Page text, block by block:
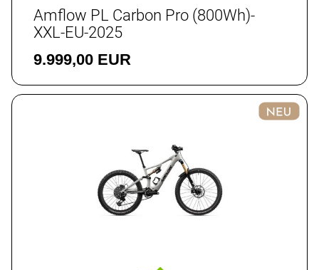
Amflow PL Carbon Pro (800Wh)-
XXL-EU-2025
9.999,00 EUR